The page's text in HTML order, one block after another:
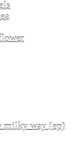
milky way (ep)